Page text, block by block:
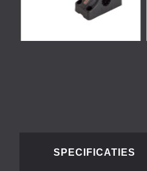
SPECIFICATIES